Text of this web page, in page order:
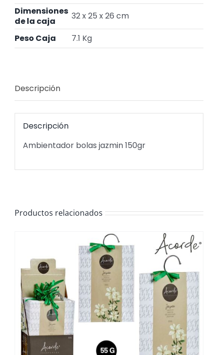
Dimensiones
de la caja
32 x 25 x 26 cm
Peso Caja
7.1 Kg
Descripción
Descripción
Ambientador bolas jazmin 150gr
Productos relacionados
/ DETALLES